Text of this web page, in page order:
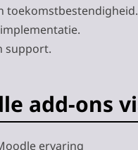
toekomstbestendigheid.
support.
add-ons
ervaring